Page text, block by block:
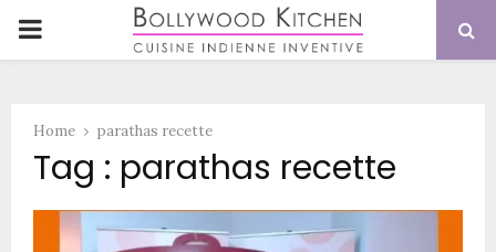
PRIMARY
Home parathas recette
Tag : parathas recette